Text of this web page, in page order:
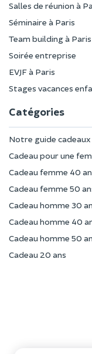
Salles de réunion à
Séminaire à Paris
Team building à Paris
Soirée entreprise
EVJF à Paris
Stages vacances
Catégories
Notre guide cadeaux
Cadeau pour une
Cadeau femme 40
Cadeau femme 50
Cadeau homme 30
Cadeau homme 40
Cadeau homme 50
Cadeau 20 ans